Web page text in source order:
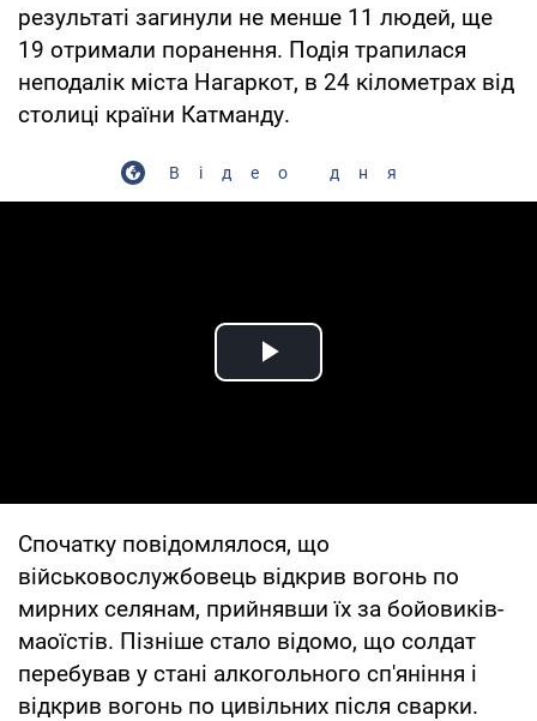
результаті загинули не менше 11 людей, ще
19 отримали поранення. Подія трапилася
неподалік міста Нагаркот, в 24 кілометрах від
столиці країни Катманду.
Відео дня
Play Video
Спочатку повідомлялося, що
військовослужбовець відкрив вогонь по
мирних селянам, прийнявши їх за бойовиків-
маоїстів. Пізніше стало відомо, що солдат
перебував у стані алкогольного сп'яніння і
відкрив вогонь по цивільних після сварки.